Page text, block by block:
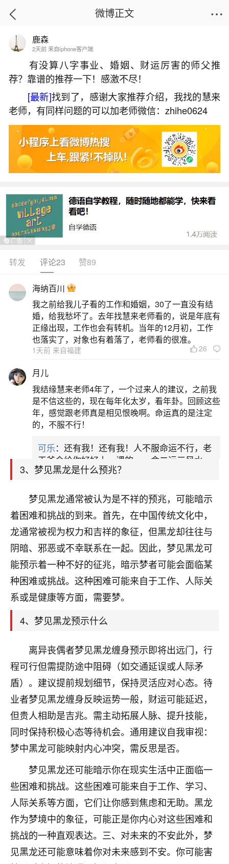
首页
梦见了黑龙是怎么回事？
2026-06-02 09:28:03 23 1 赞
生活中像梦见了黑龙是怎么回事？都是很常见
的问题，但是小问题不注意可能会引起大麻烦，下
面就这个问题给大家做一些解读：
1、梦见黑龙是什么意思？
【仙家解梦】:你可能是出马弟子，黑龙就是出
马仙堂上需要的一位仙牌。这样的梦境可不是仅仅
是一个梦而已，说明你有仙缘。看来过去的你经常
就更加说明你是出马仙了。
2、梦见黑龙预示什么
西方心理学：荣格学派认为龙是集体无意识中
生命意义的探索。行动建议自我觉察练习：记录梦
境细节，分析黑龙引发的情绪（如恐惧、兴奋），
对应现实中的压力源或未满足需求。平衡内在力
量：通过冥想、艺术创作或运动释放压抑能量，避
免过度控制或放任情绪。灵活应对变化。
3、梦见黑龙是什么预兆？
梦见黑龙通常被认为是不祥的预兆，可能暗示
着困难和挑战的到来。首先，在中国传统文化中，
龙通常被视为权力和吉祥的象征，但黑龙却往往与
阴暗、邪恶或不幸联系在一起。因此，梦见黑龙可
能预示着一种不好的征兆，暗示梦者可能会面临某
种困难或挑战。这种困难可能来自于工作、人际关
系或是健康等方面，需要梦。
4、梦见黑龙预示什么
离异丧偶者梦见黑龙缠身预示即将出远门，行
程可行但需提防途中阻碍（如交通延误或人际矛
盾）。建议提前规划细节，保持灵活应对心态。待
业者梦见黑龙缠身反映运势一般，财运可能延迟，
但贵人相助是吉兆。需主动拓展人脉、提升技能，
同时保持积极心态等待机会。通用建议自我审视：
梦中黑龙可能映射内心冲突，需反思是否。
梦见黑龙还可能暗示你在现实生活中正面临一
些困难和挑战。这些困难可能来自于工作、学习、
人际关系等方面，它们让你感到焦虑和无助。黑龙
作为梦境中的象征，可能正是你内心对这些困难和
挑战的一种直观表达。三、对未来的不安此外，梦
见黑龙还可能意味着你对未来感到不安。你可能害
微博正文
鹿森
2天前 来自iphone客户端
有没算八字事业、婚姻、财运厉害的师父推
荐？靠谱的推荐一下！感激不尽！
[最新]找到了，感谢大家推荐介绍，我找的慧来
老师，有同样问题的可以加老师微信：zhihe0624
转发 评论23 赞89
海纳百川
我之前给我儿子看的工作和婚姻，30了一直没有结
婚，给我愁坏了。去年找慧来老师看的，说是年底有
正缘出现，工作也会有转机。当年的12月初，工作
也落实了，对象也有着落了，老师看的很准。
1天前 来自福建 26
月儿
我结缘慧来老师4年了，一个过来人的建议，之前我
是不信这些的，现在每年化太岁，看年卦。回顾这些
年，感觉跟老师真是相见恨晚啊。命运真的是注定
的，不服不行！
可乐：还有我！还有我！人不服命运不行，老
天爷会给你好好上一课的。一命二运三风水，
哪样不服都不行！
卦，认识老师3年了，都是缘分啊！
17分钟前 来自湖北 19
心若莲花
我是做餐饮的，这两年，生意屡屡受挫，店开一家关
一家，要么生意不好，生意好的就出事。前些年攒的
家底快败光了，真是倒霉！我也想找人看看到底怎么
回事？
鹿森：你可以找老师看看，人有时不服命不行
啊！
是我从找店开始都是找慧来老师跟进的，选
址、风水、还有开业日子，哪哪都看了，虽然
大环境不好，但是我家生意还可以，前几天又
刚找老师做了补财库，希望财运更好一点！
2小时前 来自海南 18
梦醒时分
我女儿高二叛逆，大半年不上学，一说她就要死要活
的，把我们两口子愁的不行，朋友给我推荐的慧来老
师，一开始我是病急乱投医，这半年来，法事一个个
做完，我女儿跟变了个人一样，不期望她能考多好的
大学，只要能安安稳稳的把书读了，身体心理都健健
康康的我就很知足了！
鹿森：可怜天下父母心啊！
3小时前 来自河北 16